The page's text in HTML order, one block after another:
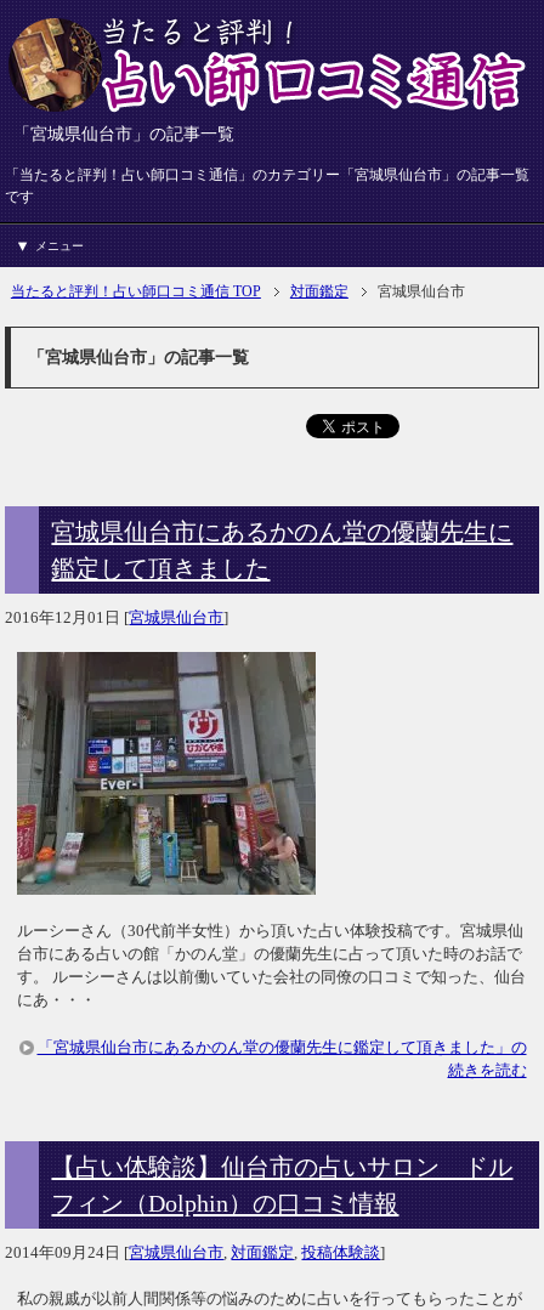
「宮城県仙台市」の記事一覧
「当たると評判！占い師口コミ通信」のカテゴリー「宮城県仙台市」の記事一覧
です
メニュー
当たると評判！占い師口コミ通信 TOP 対面鑑定 宮城県仙台市
「宮城県仙台市」の記事一覧
宮城県仙台市にあるかのん堂の優蘭先生に
鑑定して頂きました
2016年12月01日 [宮城県仙台市]
ルーシーさん（30代前半女性）から頂いた占い体験投稿です。宮城県仙
台市にある占いの館「かのん堂」の優蘭先生に占って頂いた時のお話で
す。 ルーシーさんは以前働いていた会社の同僚の口コミで知った、仙台
にあ・・・
「宮城県仙台市にあるかのん堂の優蘭先生に鑑定して頂きました」の
続きを読む
【占い体験談】仙台市の占いサロン ドル
フィン（Dolphin）の口コミ情報
2014年09月24日 [宮城県仙台市 ,対面鑑定 ,投稿体験談]
私の親戚が以前人間関係等の悩みのために占いを行ってもらったことが